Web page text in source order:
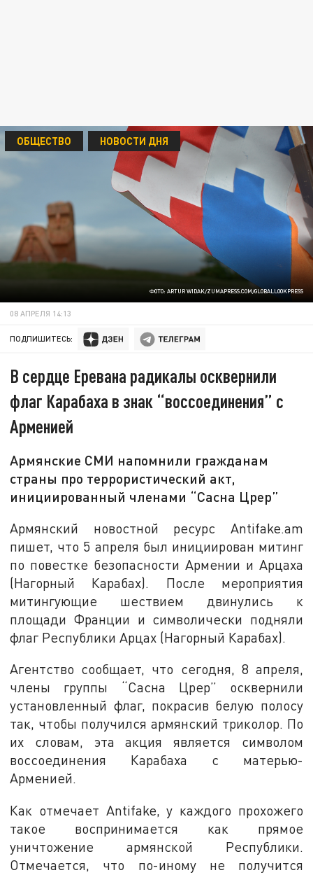
ФОТО: ARTUR WIDAK/ZUMAPRESS.COM/GLOBALLOOKPRESS
ОБЩЕСТВО НОВОСТИ ДНЯ
08 АПРЕЛЯ 14:13
ПОДПИШИТЕСЬ:
В сердце Еревана радикалы осквернили
флаг Карабаха в знак “воссоединения” с
Арменией
Армянские СМИ напомнили гражданам
страны про террористический акт,
инициированный членами “Сасна Црер”
Армянский новостной ресурс Antifake.am
пишет, что 5 апреля был инициирован митинг
по повестке безопасности Армении и Арцаха
(Нагорный Карабах). После мероприятия
митингующие шествием двинулись к
площади Франции и символически подняли
флаг Республики Арцах (Нагорный Карабах).
Агентство сообщает, что сегодня, 8 апреля,
члены группы “Сасна Црер” осквернили
установленный флаг, покрасив белую полосу
так, чтобы получился армянский триколор. По
их словам, эта акция является символом
воссоединения Карабаха с матерью-
Арменией.
Как отмечает Antifake, у каждого прохожего
такое воспринимается как прямое
уничтожение армянской Республики.
Отмечается, что по-иному не получится